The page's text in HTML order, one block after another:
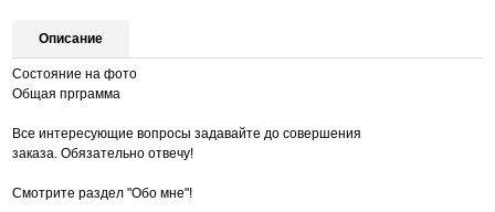
Описание
Состояние на фото
Общая прграмма
Все интересующие вопросы задавайте до совершения
заказа. Обязательно отвечу!
Смотрите раздел "Обо мне"!